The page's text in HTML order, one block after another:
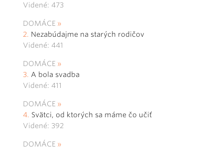
Videné: 473
DOMÁCE
Nezabúdajme na starých rodičov
Videné: 441
DOMÁCE
A bola svadba
Videné: 411
DOMÁCE
Svätci, od ktorých sa máme čo učiť
Videné: 392
DOMÁCE